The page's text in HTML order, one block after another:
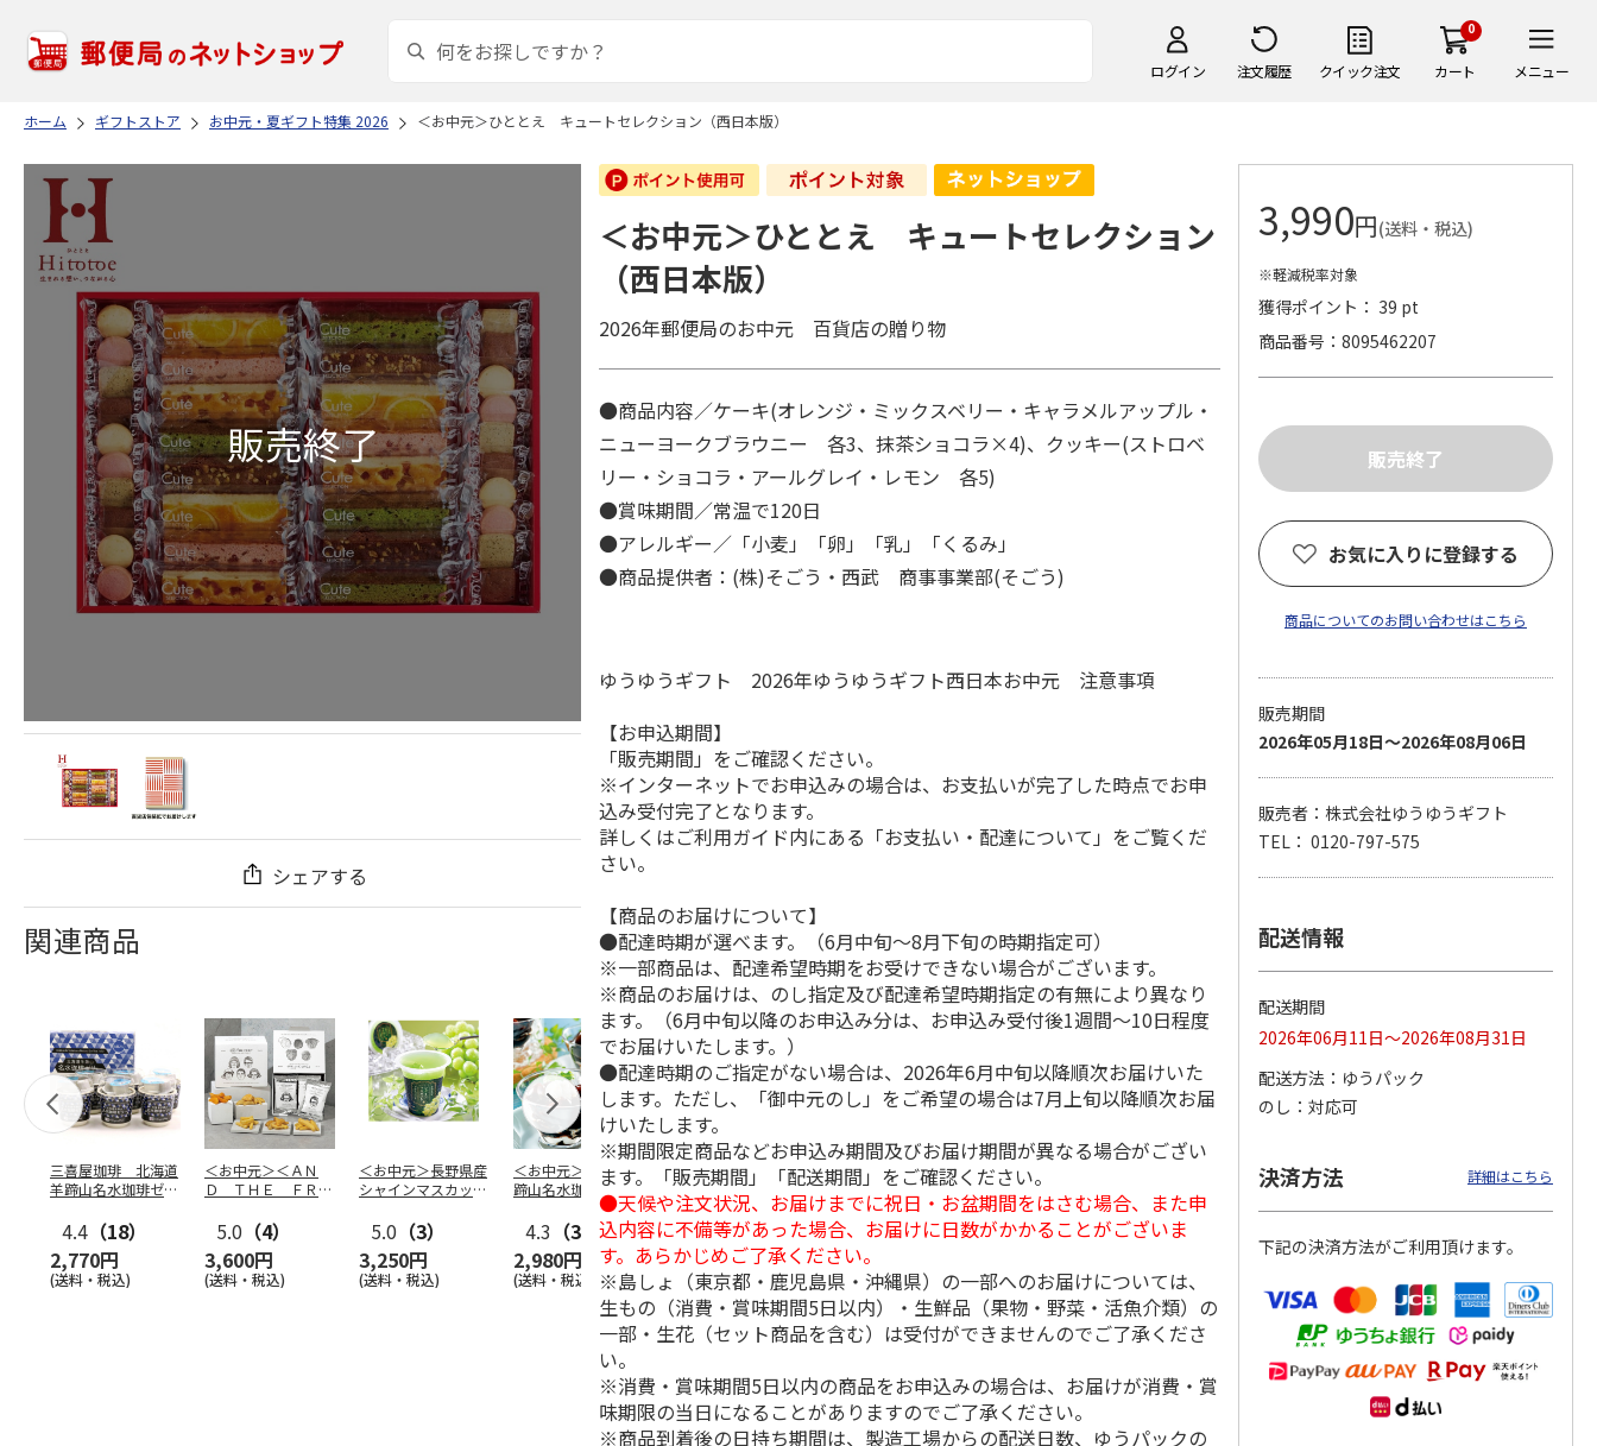
ログイン 注文履歴 クイック注文
0
カート メニュー
ホーム ギフトストア お中元・夏ギフト特集 2026 ＜お中元＞ひととえ キュートセレクション（西日本版）
シェアする
関連商品
三喜屋珈琲 北海道
羊蹄山名水珈琲ゼリ
4.4 （18）
2,770円
(送料・税込)
＜お中元＞＜ＡＮ
Ｄ ＴＨＥ ＦＲＩ
ト５種
…
5.0 （4）
3,600円
(送料・税込)
＜お中元＞長野県産
シャインマスカット
5.0 （3）
3,250円
(送料・税込)
＜お中元＞北海道羊
蹄山名水珈琲ゼリー
4.3 （3）
2,980円
(送料・税込)
＜お中元＞＜ひとと
え＞３層デザートジ
ュレパフェ～国産フ
ルー…
4.7（10）
2,980円
(送料・税込)
＜お中元＞＜銀座千
疋屋＞銀座ゼリー９
個
5.0 （5）
3,240円
(送料・税込)
バンホーテン「チョ
コレートシロップポ
ーション」
30g×21…
(送料・税込)
＜沼津深海プリン工
プリンセット
(送料・税込)
【冷凍】三國シェフ
推奨 2種のブリュレ
6個セット(クレー…
4,320円
＜お中元＞＜ねんり
ん家＞夏限定 ひと
くちバーム詰合せ
3,980円
(送料・税込)
＜お中元＞ひととえ キュートセレクション
（西日本版）
2026年郵便局のお中元 百貨店の贈り物
●商品内容／ケーキ(オレンジ・ミックスベリー・キャラメルアップル・
ニューヨークブラウニー 各3、抹茶ショコラ×4)、クッキー(ストロベ
リー・ショコラ・アールグレイ・レモン 各5)
●賞味期間／常温で120日
●アレルギー／「小麦」「卵」「乳」「くるみ」
●商品提供者：(株)そごう・西武 商事事業部(そごう)
ゆうゆうギフト 2026年ゆうゆうギフト西日本お中元 注意事項
【お申込期間】
「販売期間」をご確認ください。
※インターネットでお申込みの場合は、お支払いが完了した時点でお申
込み受付完了となります。
詳しくはご利用ガイド内にある「お支払い・配達について」をご覧くだ
さい。
【商品のお届けについて】
●配達時期が選べます。（6月中旬～8月下旬の時期指定可）
※一部商品は、配達希望時期をお受けできない場合がございます。
※商品のお届けは、のし指定及び配達希望時期指定の有無により異なり
ます。（6月中旬以降のお申込み分は、お申込み受付後1週間～10日程度
でお届けいたします。）
●配達時期のご指定がない場合は、2026年6月中旬以降順次お届けいた
します。ただし、「御中元のし」をご希望の場合は7月上旬以降順次お届
けいたします。
※期間限定商品などお申込み期間及びお届け期間が異なる場合がござい
ます。「販売期間」「配送期間」をご確認ください。
●天候や注文状況、お届けまでに祝日・お盆期間をはさむ場合、また申
込内容に不備等があった場合、お届けに日数がかかることがございま
す。あらかじめご了承ください。
※島しょ（東京都・鹿児島県・沖縄県）の一部へのお届けについては、
生もの（消費・賞味期間5日以内）・生鮮品（果物・野菜・活魚介類）の
一部・生花（セット商品を含む）は受付ができませんのでご了承くださ
い。
※消費・賞味期間5日以内の商品をお申込みの場合は、お届けが消費・賞
味期限の当日になることがありますのでご了承ください。
※商品到着後の日持ち期間は、製造工場からの配送日数、ゆうパックの
3,990円(送料・税込)
※軽減税率対象
獲得ポイント： 39 pt
商品番号
8095462207
お気に入りに登録する
商品についてのお問い合わせはこちら
販売期間
2026年05月18日～2026年08月06日
販売者：株式会社ゆうゆうギフト
TEL： 0120-797-575
配送情報
配送期間
2026年06月11日～2026年08月31日
配送方法
ゆうパック
のし
対応可
決済方法 詳細はこちら
下記の決済方法がご利用頂けます。